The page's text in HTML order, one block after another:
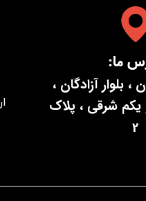
ما
، بلوار آزادگان ،
شرقی ، پلاک
2